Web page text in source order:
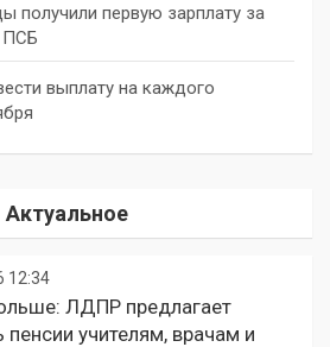
получили первую зарплату за
ПСБ
выплату на каждого
Актуальное
12:34
ЛДПР предлагает
пенсии учителям, врачам и